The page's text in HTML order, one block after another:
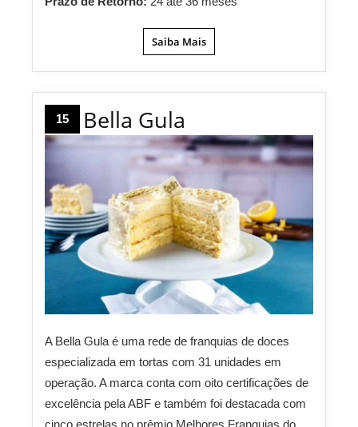
Saiba Mais
15 Bella Gula
A Bella Gula é uma rede de franquias de doces
especializada em tortas com 31 unidades em
operação. A marca conta com oito certificações de
excelência pela ABF e também foi destacada com
cinco estrelas no prêmio Melhores Franquias do